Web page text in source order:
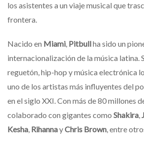
los asistentes a un viaje musical que
frontera.
Nacido en Miami, Pitbullha sido un
internacionalización de la música latina.
reguetón, hip-hop y música electrónica
uno de los artistas más influyentes del
en el siglo XXI. Con más de 80 millones
colaborado con gigantes como Shakira,
Kesha, RihannayChris Brown, entre